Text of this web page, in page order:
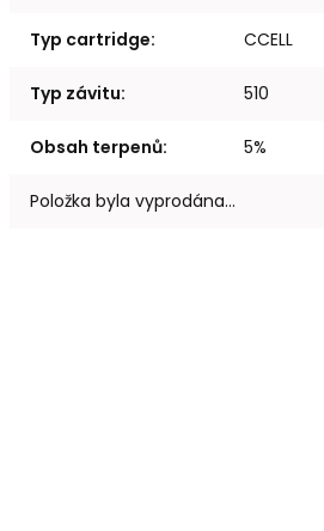
Typ cartridge: CCELL
Typ závitu: 510
Obsah terpenů: 5%
Položka byla vyprodána…